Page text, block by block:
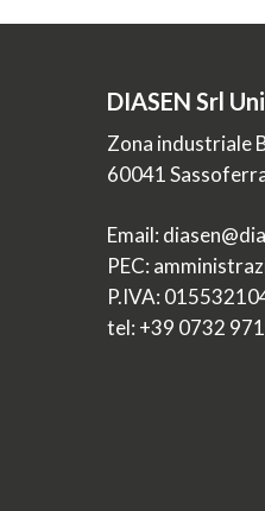
DIASEN Srl
Zona industriale
60041
Email:
PEC:
P.IVA:
tel: +39 0732